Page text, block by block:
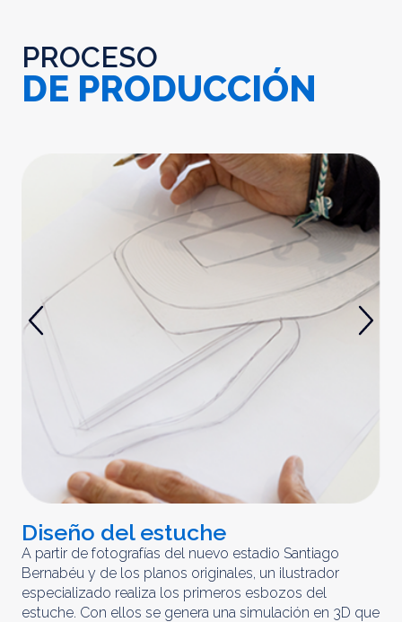
PROCESO
DE PRODUCCIÓN
Diseño del estuche
A partir de fotografías del nuevo estadio Santiago
Bernabéu y de los planos originales, un ilustrador
especializado realiza los primeros esbozos del
estuche. Con ellos se genera una simulación en 3D que